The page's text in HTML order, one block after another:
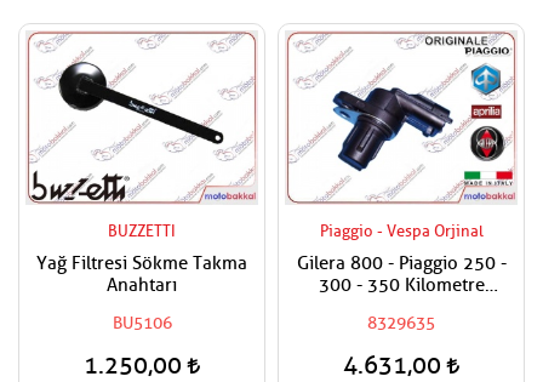
BUZZETTI
Yağ Filtresi Sökme Takma
Anahtarı
BU5106
1.250,00
Piaggio - Vespa Orjinal
Gilera 800 - Piaggio 250 -
300 - 350 Kilometre
8329635
4.631,00